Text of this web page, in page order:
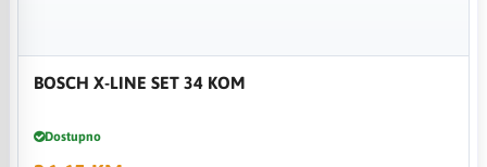
BOSCH X-LINE SET 34 KOM
Dostupno